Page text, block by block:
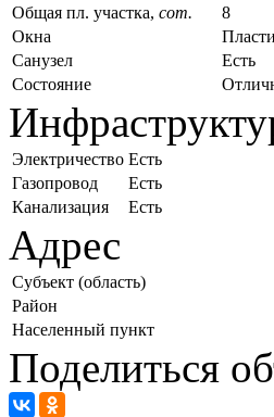
Общая пл. участка, сот.
8
Окна
Санузел
Есть
Состояние
Электричество Есть
Газопровод
Есть
Канализация
Есть
Адрес
Субъект (область)
Район
Населенный пункт
Поделиться